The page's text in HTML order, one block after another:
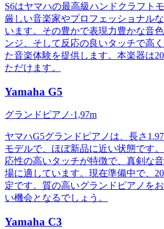
S6はヤマハの最高級ハンドクラフト
厳しい音楽家やプロフェッショナル
います。その豊かで表現力豊かな音
ンジ、そして反応の良いタッチで高
た音楽体験を提供します。本楽器は
ただけます。
Yamaha G5
グランドピアノ ·1,97m
ヤマハG5グランドピアノは、長さ
モデルで、ほぼ新品に近い状態です
応性の高いタッチが特徴で、真剣な
場に適しています。現在準備中で、
定です。質の高いグランドピアノを
い機会となるでしょう。
Yamaha C3